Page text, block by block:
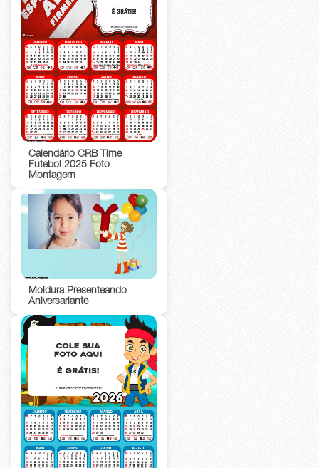
Calendário CRB Time
Futebol 2025 Foto
Montagem
Moldura Presenteando
Aniversariante